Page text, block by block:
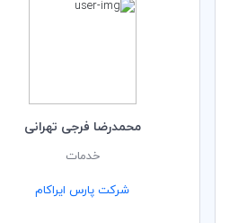
محمدرضا فرجی تهرانی
خدمات
شرکت پارس ایراکام